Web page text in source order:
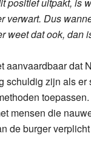
verwart. Dus
weet dat ook, dan
aanvaardbaar dat
schuldig zijn als
mensen die
de burger